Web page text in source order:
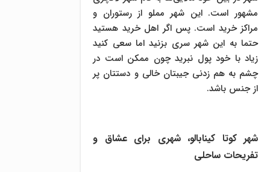
مشهور است. این شهر مملو از رستوران و
مراکز خرید است. پس اگر اهل خرید هستید
حتما به این شهر سری بزنید اما سعی کنید
زیاد با خود پول نبرید چون ممکن است در
چشم به هم زدنی جیبتان خالی و دستتان پر
از جنس باشد.
شهر کوتا کینابالو، شهری برای عشاق و
تفریحات ساحلی